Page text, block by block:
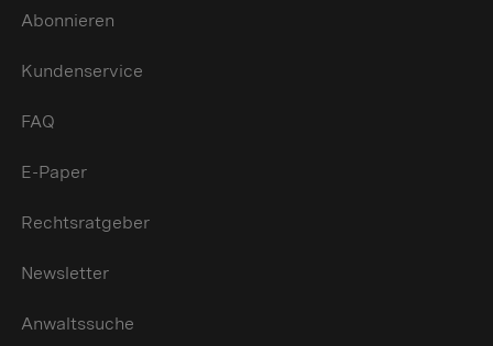
Abonnieren
Kundenservice
FAQ
E-Paper
Rechtsratgeber
Newsletter
Anwaltssuche